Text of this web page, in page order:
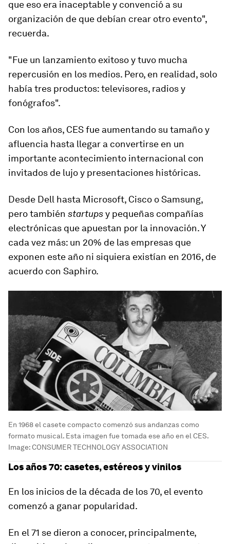
que eso era inaceptable y convenció a su
organización de que debían crear otro evento",
recuerda.
"Fue un lanzamiento exitoso y tuvo mucha
repercusión en los medios. Pero, en realidad, solo
había tres productos: televisores, radios y
fonógrafos".
Con los años, CES fue aumentando su tamaño y
afluencia hasta llegar a convertirse en un
importante acontecimiento internacional con
invitados de lujo y presentaciones históricas.
Desde Dell hasta Microsoft, Cisco o Samsung,
pero también startupsy pequeñas compañías
electrónicas que apuestan por la innovación. Y
cada vez más: un 20% de las empresas que
exponen este año ni siquiera existían en 2016, de
acuerdo con Saphiro.
En 1968 el casete compacto comenzó sus andanzas como
formato musical. Esta imagen fue tomada ese año en el CES.
Image:CONSUMER TECHNOLOGY ASSOCIATION
Los años 70: casetes, estéreos y vinilos
En los inicios de la década de los 70, el evento
comenzó a ganar popularidad.
En el 71 se dieron a conocer, principalmente,